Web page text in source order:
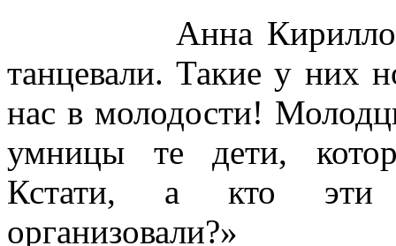
Анна
танцевали. Такие у них
нас в молодости!
умницы те дети,
Кстати, а кто эти
организовали?»